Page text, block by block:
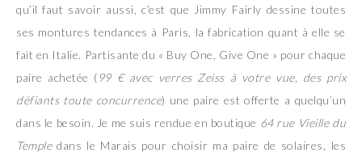
qu’il faut savoir aussi, c’est que Jimmy Fairly dessine toutes
ses montures tendances à Paris, la fabrication quant à elle se
fait en Italie. Partisante du « Buy One, Give One » pour chaque
paire achetée ( 99 € avec verres Zeiss à votre vue, des prix
défiants toute concurrence) une paire est offerte a quelqu’un
dans le besoin. Je me suis rendue en boutique 64 rue Vieille du
Templedans le Marais pour choisir ma paire de solaires, les